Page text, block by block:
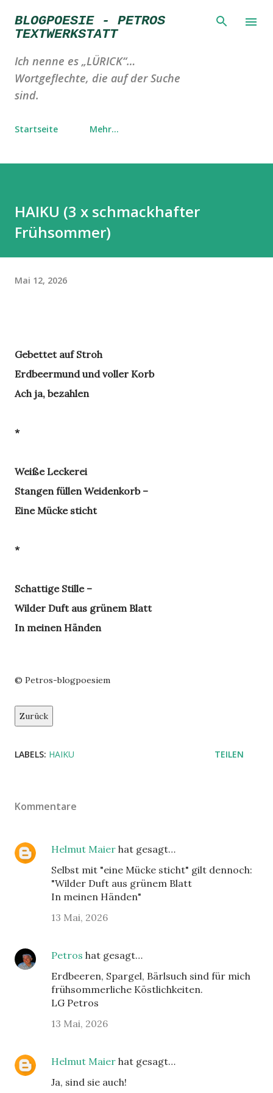
Direkt zum Hauptbereich
BLOGPOESIE - PETROS
TEXTWERKSTATT
Ich nenne es „LÜRICK“…
Wortgeflechte, die auf der Suche
sind.
Startseite Mehr…
HAIKU (3 x schmackhafter
Frühsommer)
Mai 12, 2026
Gebettet auf Stroh
Erdbeermund und voller Korb
Ach ja, bezahlen
*
Weiße Leckerei
Stangen füllen Weidenkorb –
Eine Mücke sticht
*
Schattige Stille –
Wilder Duft aus grünem Blatt
In meinen Händen
© Petros-blogpoesiem
Zurück
LABELS: HAIKU TEILEN
Kommentare
Helmut Maier hat gesagt…
Selbst mit "eine Mücke sticht" gilt dennoch:
"Wilder Duft aus grünem Blatt
In meinen Händen"
13 Mai, 2026
Petros hat gesagt…
Erdbeeren, Spargel, Bärlsuch sind für mich
frühsommerliche Köstlichkeiten.
LG Petros
13 Mai, 2026
Helmut Maier hat gesagt…
Ja, sind sie auch!